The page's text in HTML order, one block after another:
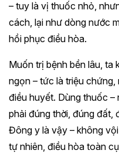
– tuy là vị thuốc nhỏ,
cách, lại như dòng nước
hồi phục điều hòa.
Muốn trị bệnh bền lâu, ta
ngọn – tức là triệu chứng,
điều huyết. Dùng thuốc –
phải đúng thời, đúng đất,
Đông y là vậy – không
tự nhiên, điều hòa toàn